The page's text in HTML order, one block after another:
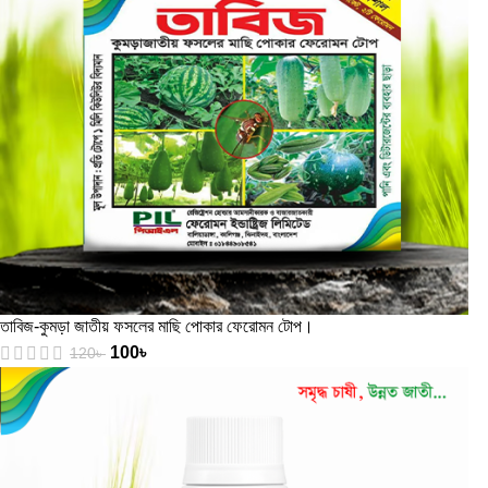
তাবিজ-কুমড়া জাতীয় ফসলের মাছি পোকার ফেরোমন টোপ।
120৳ 100৳